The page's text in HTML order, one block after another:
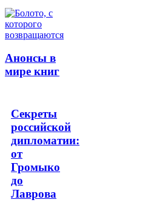
Анонсы в
мире книг
Секреты
российской
дипломатии:
от
Громыко
до
Лаврова